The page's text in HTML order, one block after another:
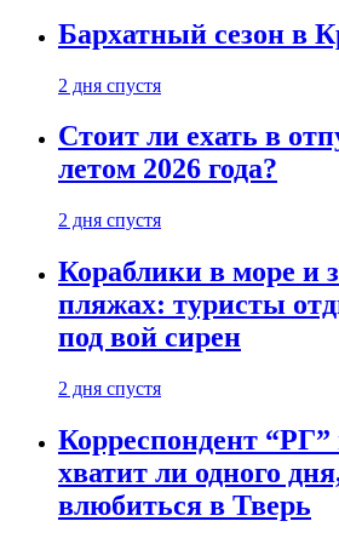
Бархатный сезон в
2 дня спустя
Стоит ли ехать в
летом 2026 года?
2 дня спустя
Кораблики в море и
пляжах: туристы
под вой сирен
2 дня спустя
Корреспондент “РГ”
хватит ли одного
влюбиться в Тверь